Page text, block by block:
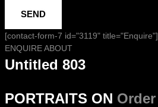
SEND
[contact-form-7 id="3119" title="Enquire"]
ENQUIRE ABOUT
Untitled 803
PORTRAITS ON Order